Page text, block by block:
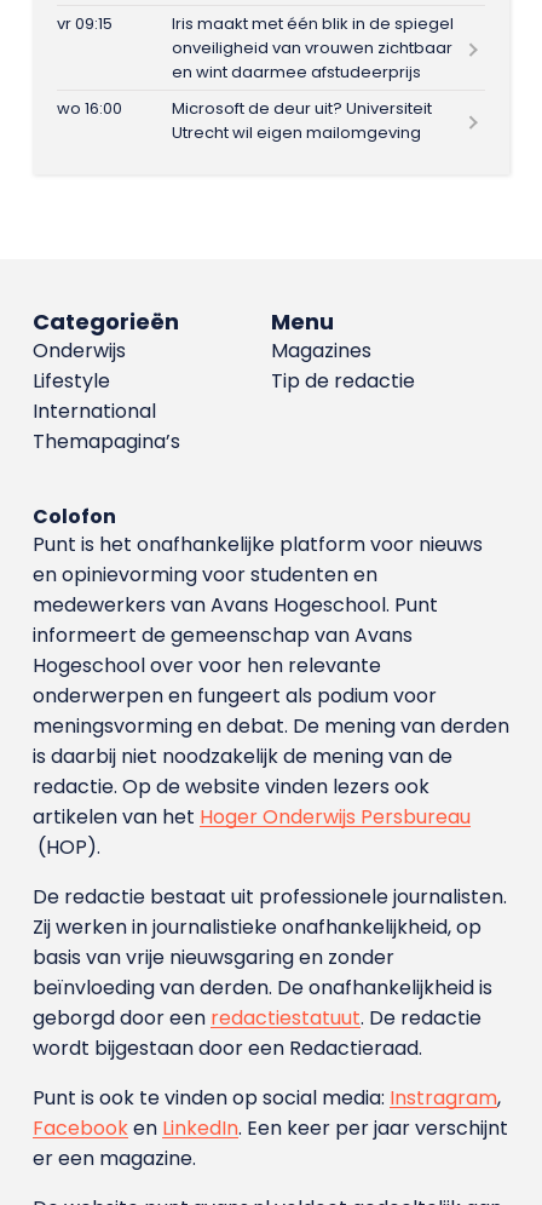
vr 09:15
Iris maakt met één blik in de spiegel
onveiligheid van vrouwen zichtbaar
en wint daarmee afstudeerprijs
wo 16:00
Microsoft de deur uit? Universiteit
Utrecht wil eigen mailomgeving
Menu
Magazines
Tip de redactie
Categorieën
Onderwijs
Lifestyle
International
Themapagina’s
Colofon
Punt is het onafhankelijke platform voor nieuws
en opinievorming voor studenten en
medewerkers van Avans Hoge­school. Punt
informeert de gemeenschap van Avans
Hogeschool over voor hen relevante
onderwerpen en fungeert als podium voor
meningsvorming en debat. De mening van derden
is daarbij niet noodzakelijk de mening van de
redactie. Op de website vinden lezers ook
artikelen van het Hoger Onderwijs Persbureau
(HOP).
De redactie bestaat uit professionele journalisten.
Zij werken in journalistieke onafhankelijkheid, op
basis van vrije nieuwsgaring en zonder
beïnvloeding van derden. De onafhankelijkheid is
geborgd door een redactiestatuut. De redactie
wordt bijgestaan door een Redactieraad.
Punt is ook te vinden op social media: Instragram,
Facebooken LinkedIn. Een keer per jaar verschijnt
er een magazine.